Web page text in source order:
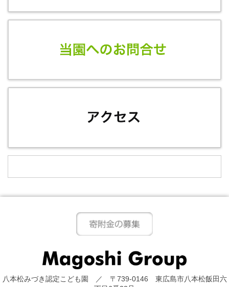
八本松みづき認定こども園 ／ 〒739-0146 東広島市八本松飯田六